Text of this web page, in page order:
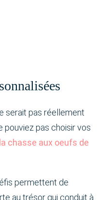
serait pas réellement
pouviez pas choisir vos
chasse aux oeufs de
permettent de
au trésor qui conduit à